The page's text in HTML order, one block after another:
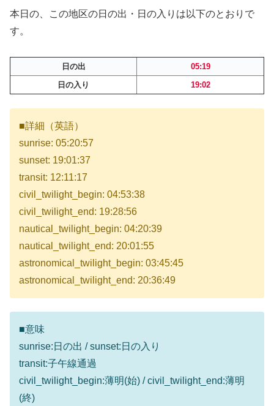
本日の、この地区の日の出・日の入りは以下のとおりで
す。
日の出
05:19
日の入り
19:02
■詳細（英語）
sunrise: 05:20:57
sunset: 19:01:37
transit: 12:11:17
civil_twilight_begin: 04:53:38
civil_twilight_end: 19:28:56
nautical_twilight_begin: 04:20:39
nautical_twilight_end: 20:01:55
astronomical_twilight_begin: 03:45:45
astronomical_twilight_end: 20:36:49
■意味
sunrise:日の出 / sunset:日の入り
transit:子午線通過
civil_twilight_begin:薄明(始) / civil_twilight_end:薄明
(終)